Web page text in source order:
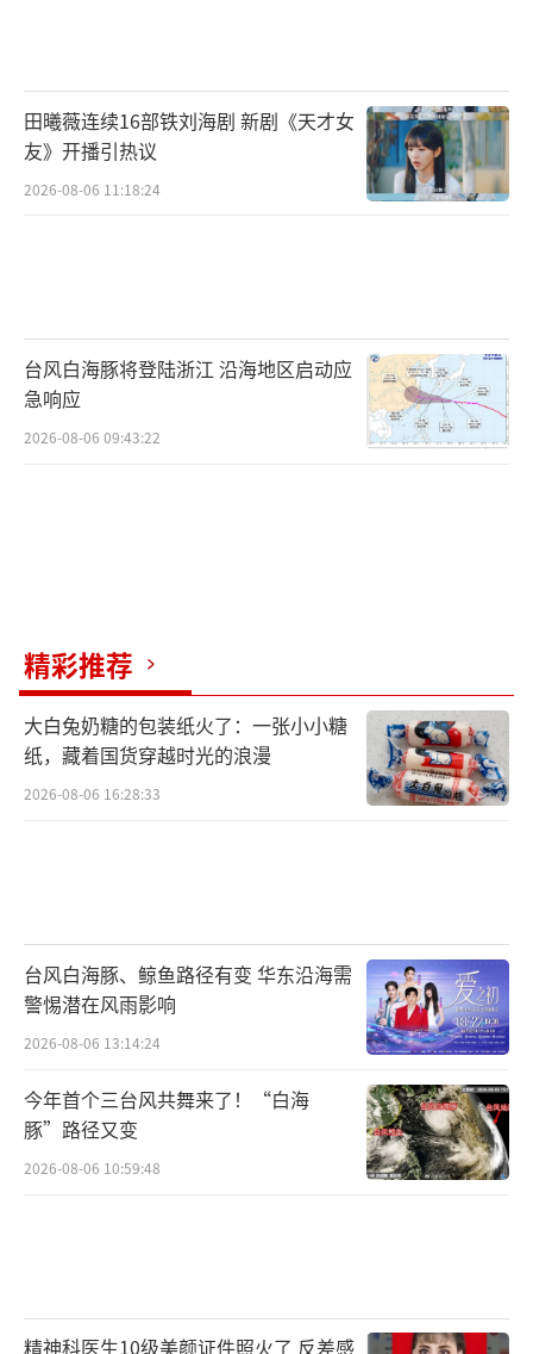
岁后建议结合钼靶检查，尤其对致密型乳腺
需"触诊+超声+钼靶"三联合筛查。（责任编辑：zx0
田曦薇连续16部铁刘海剧 新剧《天才女
友》开播引热议
2026-08-06 11:18:24
台风白海豚将登陆浙江 沿海地区启动应
急响应
2026-08-06 09:43:22
精彩推荐
大白兔奶糖的包装纸火了：一张小小糖
纸，藏着国货穿越时光的浪漫
2026-08-06 16:28:33
台风白海豚、鲸鱼路径有变 华东沿海需
警惕潜在风雨影响
2026-08-06 13:14:24
今年首个三台风共舞来了！“白海
豚”路径又变
2026-08-06 10:59:48
精神科医生10级美颜证件照火了 反差感